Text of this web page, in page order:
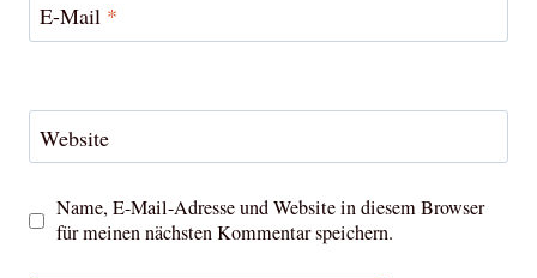
E-Mail *
Website
Name, E-Mail-Adresse und Website in diesem Browser
für meinen nächsten Kommentar speichern.